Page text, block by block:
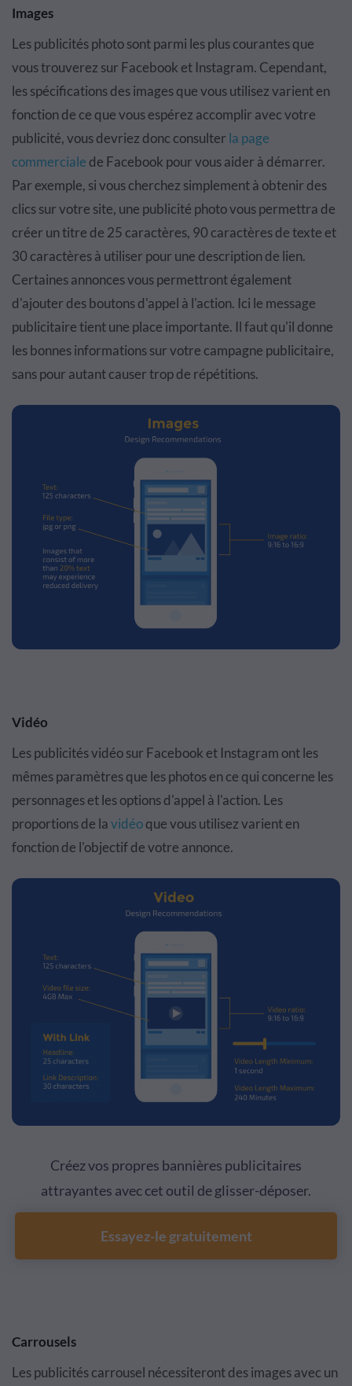
Images
Les publicités photo sont parmi les plus courantes que
vous trouverez sur Facebook et Instagram. Cependant,
les spécifications des images que vous utilisez varient en
fonction de ce que vous espérez accomplir avec votre
publicité, vous devriez donc consulter la page
commerciale de Facebook pour vous aider à démarrer.
Par exemple, si vous cherchez simplement à obtenir des
clics sur votre site, une publicité photo vous permettra de
créer un titre de 25 caractères, 90 caractères de texte et
30 caractères à utiliser pour une description de lien.
Certaines annonces vous permettront également
d'ajouter des boutons d'appel à l'action. Ici le message
publicitaire tient une place importante. Il faut qu'il donne
les bonnes informations sur votre campagne publicitaire,
sans pour autant causer trop de répétitions.
Vidéo
Les publicités vidéo sur Facebook et Instagram ont les
mêmes paramètres que les photos en ce qui concerne les
personnages et les options d'appel à l'action. Les
proportions de lavidéoque vous utilisez varient en
fonction de l'objectif de votre annonce.
Créez vos propres bannières publicitaires
attrayantes avec cet outil de glisser-déposer.
Essayez-le gratuitement
Carrousels
Les publicités carrousel nécessiteront des images avec un